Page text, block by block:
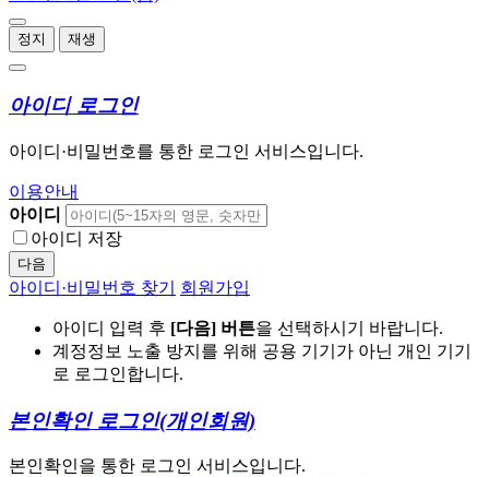
정지 재생
아이디 로그인
아이디·비밀번호를 통한 로그인 서비스입니다.
이용안내
아이디
아이디 저장
다음
아이디·비밀번호 찾기 회원가입
아이디 입력 후 [다음] 버튼을 선택하시기 바랍니다.
계정정보 노출 방지를 위해 공용 기기가 아닌 개인 기기
로 로그인합니다.
본인확인 로그인(개인회원)
본인확인을 통한 로그인 서비스입니다.